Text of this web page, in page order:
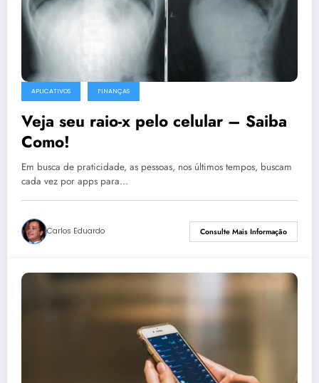
APLICATIVOS FINANÇAS
Veja seu raio-x pelo celular – Saiba
Como!
Em busca de praticidade, as pessoas, nos últimos tempos, buscam
cada vez por apps para…
Carlos Eduardo Consulte Mais Informação